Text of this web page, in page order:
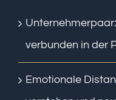
verbunden in der
Emotionale